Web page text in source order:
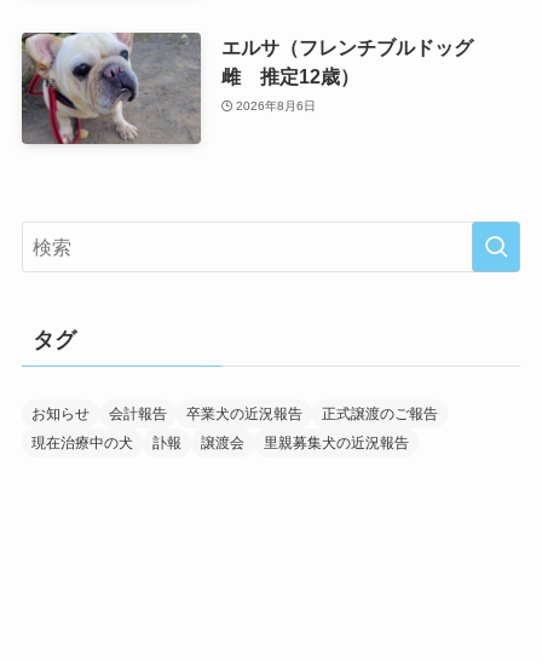
エルサ（フレンチブルドッグ
雌 推定12歳）
2026年8月6日
タグ
お知らせ 会計報告 卒業犬の近況報告
正式譲渡のご報告
現在治療中の犬
訃報 譲渡会 里親募集犬の近況報告